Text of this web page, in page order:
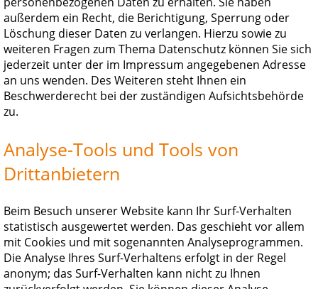
außerdem ein Recht, die Berichtigung, Sperrung oder
Löschung dieser Daten zu verlangen. Hierzu sowie zu
weiteren Fragen zum Thema Datenschutz können Sie sich
jederzeit unter der im Impressum angegebenen Adresse
an uns wenden. Des Weiteren steht Ihnen ein
Beschwerderecht bei der zuständigen Aufsichtsbehörde
zu.
Analyse-Tools und Tools von
Drittanbietern
Beim Besuch unserer Website kann Ihr Surf-Verhalten
statistisch ausgewertet werden. Das geschieht vor allem
mit Cookies und mit sogenannten Analyseprogrammen.
Die Analyse Ihres Surf-Verhaltens erfolgt in der Regel
anonym; das Surf-Verhalten kann nicht zu Ihnen